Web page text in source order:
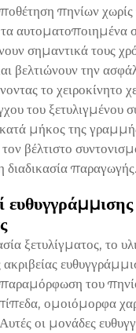
πηνίων χωρίς
αυτοματοποιημένα
σημαντικά τους
βελτιώνουν την
το χειροκίνητο
του ξετυλιγμένου
μήκος της
βέλτιστο
διαδικασία παραγωγής.
ευθυγγράμμισης
ξετυλίγματος, το
παραμόρφωση του
ομοιόμορφα
οι μονάδες